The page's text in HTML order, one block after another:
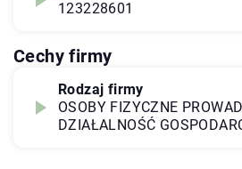
123228601
Cechy firmy
Rodzaj firmy
OSOBY FIZYCZNE
DZIAŁALNOŚĆ